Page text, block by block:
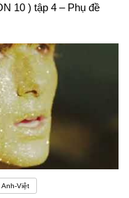
10 ) tập 4 – Phụ đề
Việt